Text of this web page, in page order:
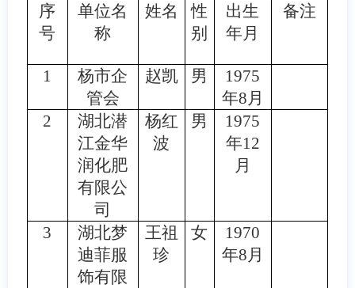
序
号
单位名
称
姓名
性
别
出生
年月
备注
1
杨市企
管会
赵凯 男
1975
年8月
2
湖北潜
江金华
润化肥
有限公
司
杨红
波
男
1975
年12
月
3
湖北梦
迪菲服
饰有限
王祖
珍
女
1970
年8月